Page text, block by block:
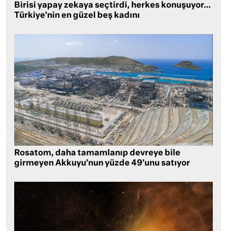
Birisi yapay zekaya seçtirdi, herkes konuşuyor…
Türkiye’nin en güzel beş kadını
Rosatom, daha tamamlanıp devreye bile
girmeyen Akkuyu’nun yüzde 49’unu satıyor